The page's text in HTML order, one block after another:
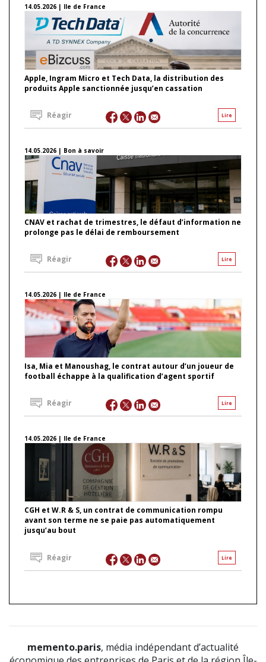
14.05.2026 | Ile de France
Apple, Ingram Micro et Tech Data, la distribution des
produits Apple sanctionnée jusqu’en cassation
Lire
Réagir
14.05.2026 | Bon à savoir
CNAV et rachat de trimestres, le défaut d’information ne
prolonge pas le délai de remboursement
Lire
Réagir
14.05.2026 | Ile de France
Isa, Mia et Manoushag, le contrat autour d’un joueur de
football échappe à la qualification d’agent sportif
Lire
Réagir
14.05.2026 | Ile de France
CGH et W.R & S, un contrat de communication rompu
avant son terme ne se paie pas automatiquement
jusqu’au bout
Lire
Réagir
memento.paris, média indépendant d’actualité